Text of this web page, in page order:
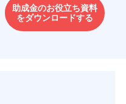
助成金のお役立ち資料
をダウンロードする